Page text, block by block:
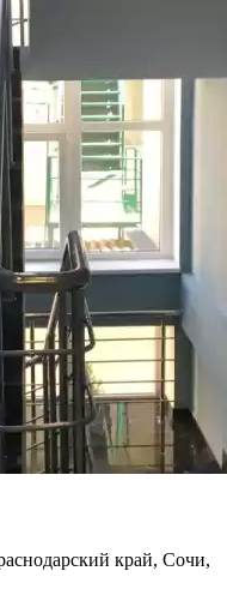
край, Сочи,